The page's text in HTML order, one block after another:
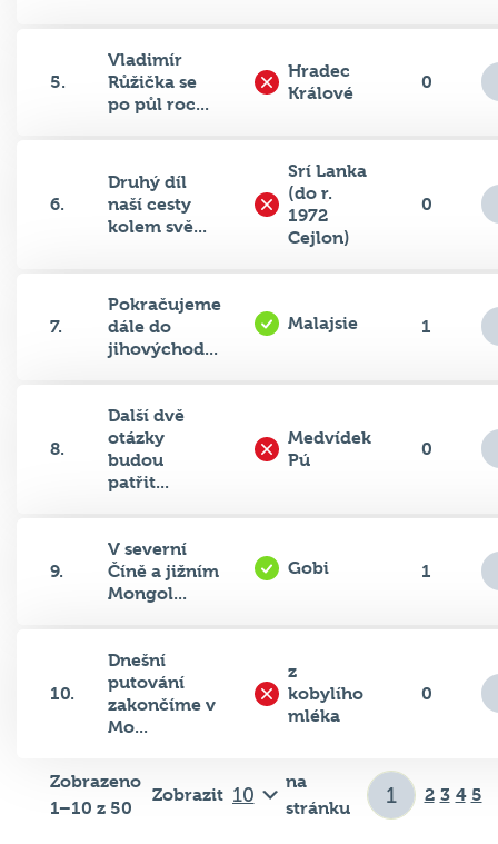
5.
Vladimír
Růžička se
po půl roc...
Hradec
Králové
0
6.
Druhý díl
naší cesty
kolem svě...
Srí Lanka
(do r.
1972
Cejlon)
0
7.
Pokračujeme
dále do
jihovýchod...
Malajsie 1
8.
Další dvě
otázky
budou
patřit...
Medvídek
Pú
0
9.
V severní
Číně a jižním
Mongol...
Gobi 1
10.
Dnešní
putování
zakončíme v
Mo...
z
kobylího
mléka
0
Zobrazeno
1–10 z 50
Zobrazit
na
stránku
2 3 4 5